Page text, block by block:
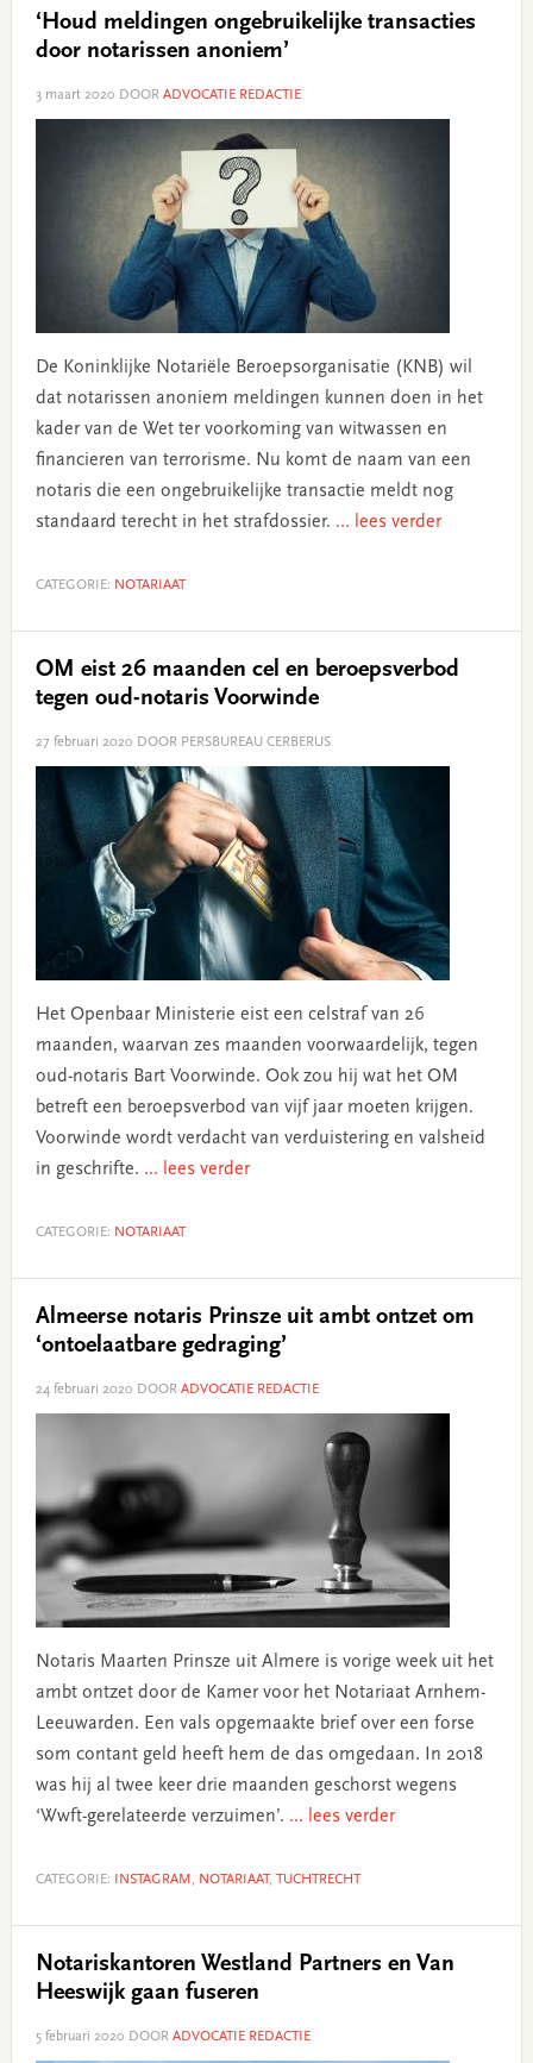
‘Houd meldingen ongebruikelijke transacties
door notarissen anoniem’
3 maart 2020 DOOR ADVOCATIE REDACTIE
De Koninklijke Notariële Beroepsorganisatie (KNB) wil
dat notarissen anoniem meldingen kunnen doen in het
kader van de Wet ter voorkoming van witwassen en
financieren van terrorisme. Nu komt de naam van een
notaris die een ongebruikelijke transactie meldt nog
standaard terecht in het strafdossier. ... lees verder
CATEGORIE: NOTARIAAT
OM eist 26 maanden cel en beroepsverbod
tegen oud-notaris Voorwinde
27 februari 2020 DOOR PERSBUREAU CERBERUS
Het Openbaar Ministerie eist een celstraf van 26
maanden, waarvan zes maanden voorwaardelijk, tegen
oud-notaris Bart Voorwinde. Ook zou hij wat het OM
betreft een beroepsverbod van vijf jaar moeten krijgen.
Voorwinde wordt verdacht van verduistering en valsheid
in geschrifte. ... lees verder
CATEGORIE: NOTARIAAT
Almeerse notaris Prinsze uit ambt ontzet om
‘ontoelaatbare gedraging’
24 februari 2020 DOOR ADVOCATIE REDACTIE
Notaris Maarten Prinsze uit Almere is vorige week uit het
ambt ontzet door de Kamer voor het Notariaat Arnhem-
Leeuwarden. Een vals opgemaakte brief over een forse
som contant geld heeft hem de das omgedaan. In 2018
was hij al twee keer drie maanden geschorst wegens
‘Wwft-gerelateerde verzuimen’. ... lees verder
CATEGORIE: INSTAGRAM , NOTARIAAT, TUCHTRECHT
Notariskantoren Westland Partners en Van
Heeswijk gaan fuseren
5 februari 2020 DOOR ADVOCATIE REDACTIE